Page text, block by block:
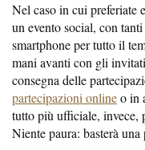
Nel caso in cui preferiate
un evento social, con
smartphone per tutto il
mani avanti con gli
consegna delle
partecipazioni onlineo in
tutto più ufficiale, invece,
Niente paura: basterà